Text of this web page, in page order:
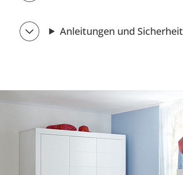
Anleitungen und Sicherheit